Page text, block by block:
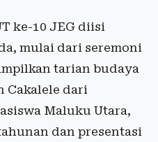
ke-10 JEG diisi
mulai dari seremoni
tarian budaya
Cakalele dari
Maluku Utara,
dan presentasi